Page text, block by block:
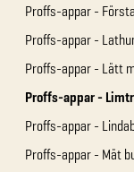
Proffs-appar -
Proffs-appar -
Proffs-appar - Lätt
Proffs-appar -
Proffs-appar -
Proffs-appar - Mät